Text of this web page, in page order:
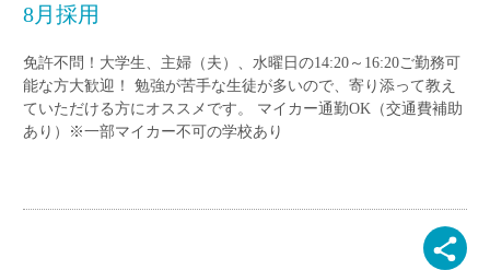
8月採用
免許不問！大学生、主婦（夫）、水曜日の14:20～16:20ご勤務可
能な方大歓迎！ 勉強が苦手な生徒が多いので、寄り添って教え
ていただける方にオススメです。 マイカー通勤OK（交通費補助
あり）※一部マイカー不可の学校あり